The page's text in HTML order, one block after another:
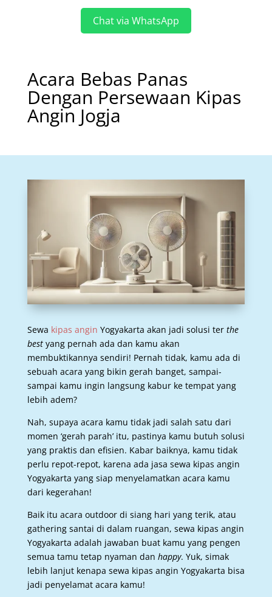
Chat via WhatsApp
Acara Bebas Panas
Dengan Persewaan Kipas
Angin Jogja
Sewa kipas angin Yogyakarta akan jadi solusi ter the
best yang pernah ada dan kamu akan
membuktikannya sendiri! Pernah tidak, kamu ada di
sebuah acara yang bikin gerah banget, sampai-
sampai kamu ingin langsung kabur ke tempat yang
lebih adem?
Nah, supaya acara kamu tidak jadi salah satu dari
momen ‘gerah parah’ itu, pastinya kamu butuh solusi
yang praktis dan efisien. Kabar baiknya, kamu tidak
perlu repot-repot, karena ada jasa sewa kipas angin
Yogyakarta yang siap menyelamatkan acara kamu
dari kegerahan!
Baik itu acara outdoor di siang hari yang terik, atau
gathering santai di dalam ruangan, sewa kipas angin
Yogyakarta adalah jawaban buat kamu yang pengen
semua tamu tetap nyaman dan happy. Yuk, simak
lebih lanjut kenapa sewa kipas angin Yogyakarta bisa
jadi penyelamat acara kamu!